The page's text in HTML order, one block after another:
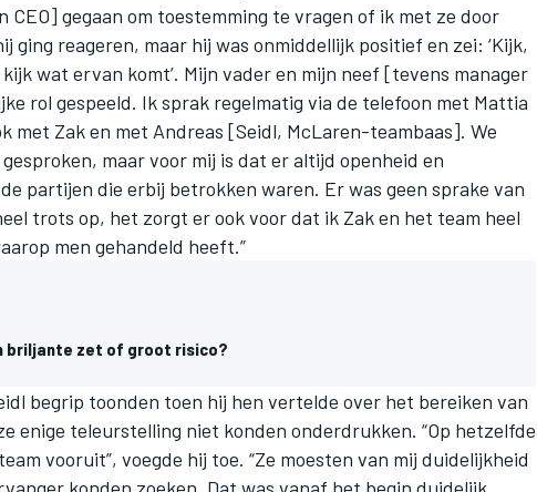
CEO] gegaan om toestemming te vragen of ik met ze door
ging reageren, maar hij was onmiddellijk positief en zei: ‘Kijk,
wat ervan komt’. Mijn vader en mijn neef [tevens manager
rol gespeeld. Ik sprak regelmatig via de telefoon met Mattia
Zak en met Andreas [Seidl, McLaren-teambaas]. We
maar voor mij is dat er altijd openheid en
partijen die erbij betrokken waren. Er was geen sprake van
trots op, het zorgt er ook voor dat ik Zak en het team heel
men gehandeld heeft.”
briljante zet of groot risico?
begrip toonden toen hij hen vertelde over het bereiken van
enige teleurstelling niet konden onderdrukken. “Op hetzelfde
vooruit”, voegde hij toe. “Ze moesten van mij duidelijkheid